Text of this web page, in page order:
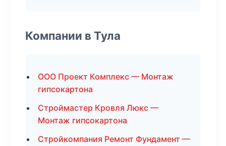
Компании в Тула
ООО Проект Комплекс — Монтаж
гипсокартона
Строймастер Кровля Люкс —
Монтаж гипсокартона
Стройкомпания Ремонт Фундамент —